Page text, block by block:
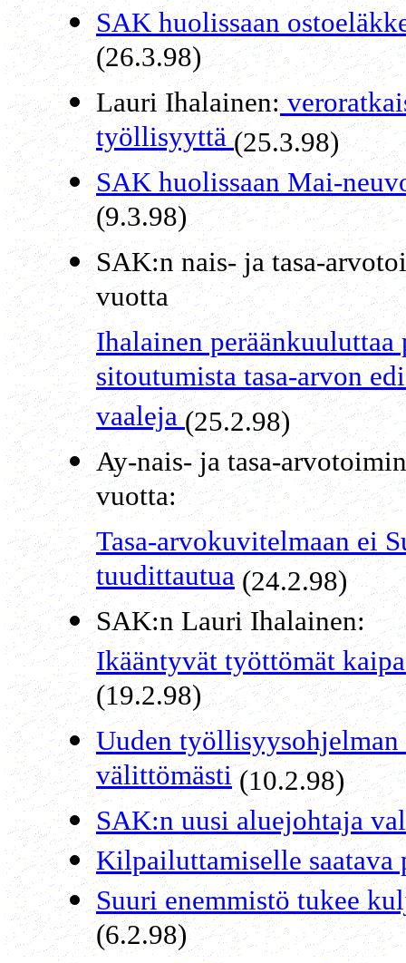
SAK huolissaan
(26.3.98)
Lauri Ihalainen:
työllisyyttä(25.3.98)
SAK huolissaan Mai-
(9.3.98)
SAK:n nais- ja tasa-
vuotta
Ihalainen
sitoutumista tasa-arvon
vaaleja(25.2.98)
Ay-nais- ja tasa-
vuotta:
Tasa-arvokuvitelmaan ei
tuudittautua(24.2.98)
SAK:n Lauri Ihalainen:
Ikääntyvät työttömät
(19.2.98)
Uuden
välittömästi(10.2.98)
SAK:n uusi aluejohtaja
Kilpailuttamiselle saatava
Suuri enemmistö tukee
(6.2.98)